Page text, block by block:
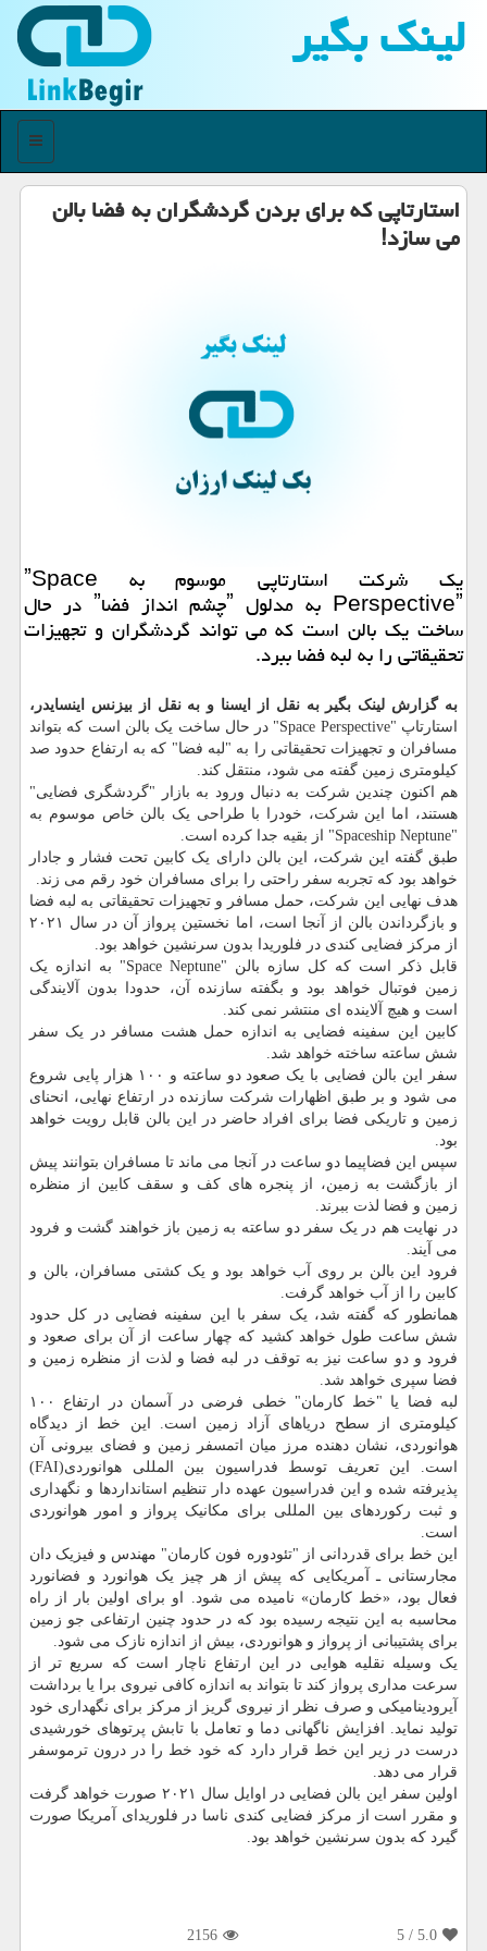
لینك بگیر
منو
استارتاپی كه برای بردن گردشگران به فضا بالن
می سازد!
یك شركت استارتاپی موسوم به ˮSpace
Perspectiveˮ به مدلول ˮچشم انداز فضاˮ در حال
ساخت یك بالن است كه می تواند گردشگران و تجهیزات
تحقیقاتی را به لبه فضا ببرد.
به گزارش لینک بگیر به نقل از ایسنا و به نقل از بیزنس اینسایدر،
استارتاپ "Space Perspective" در حال ساخت یک بالن است که بتواند
مسافران و تجهیزات تحقیقاتی را به "لبه فضا" که به ارتفاع حدود صد
کیلومتری زمین گفته می شود، منتقل کند.
هم اکنون چندین شرکت به دنبال ورود به بازار "گردشگری فضایی"
هستند، اما این شرکت، خودرا با طراحی یک بالن خاص موسوم به
"Spaceship Neptune" از بقیه جدا کرده است.
طبق گفته این شرکت، این بالن دارای یک کابین تحت فشار و جادار
خواهد بود که تجربه سفر راحتی را برای مسافران خود رقم می زند.
هدف نهایی این شرکت، حمل مسافر و تجهیزات تحقیقاتی به لبه فضا
و بازگرداندن بالن از آنجا است، اما نخستین پرواز آن در سال ۲۰۲۱
از مرکز فضایی کندی در فلوریدا بدون سرنشین خواهد بود.
قابل ذکر است که کل سازه بالن "Space Neptune" به اندازه یک
زمین فوتبال خواهد بود و بگفته سازنده آن، حدودا بدون آلایندگی
است و هیچ آلاینده ای منتشر نمی کند.
کابین این سفینه فضایی به اندازه حمل هشت مسافر در یک سفر
شش ساعته ساخته خواهد شد.
سفر این بالن فضایی با یک صعود دو ساعته و ۱۰۰ هزار پایی شروع
می شود و بر طبق اظهارات شرکت سازنده در ارتفاع نهایی، انحنای
زمین و تاریکی فضا برای افراد حاضر در این بالن قابل رویت خواهد
بود.
سپس این فضاپیما دو ساعت در آنجا می ماند تا مسافران بتوانند پیش
از بازگشت به زمین، از پنجره های کف و سقف کابین از منظره
زمین و فضا لذت ببرند.
در نهایت هم در یک سفر دو ساعته به زمین باز خواهند گشت و فرود
می آیند.
فرود این بالن بر روی آب خواهد بود و یک کشتی مسافران، بالن و
کابین را از آب خواهد گرفت.
همانطور که گفته شد، یک سفر با این سفینه فضایی در کل حدود
شش ساعت طول خواهد کشید که چهار ساعت از آن برای صعود و
فرود و دو ساعت نیز به توقف در لبه فضا و لذت از منظره زمین و
فضا سپری خواهد شد.
لبه فضا یا "خط کارمان" خطی فرضی در آسمان در ارتفاع ۱۰۰
کیلومتری از سطح دریاهای آزاد زمین است. این خط از دیدگاه
هوانوردی، نشان دهنده مرز میان اتمسفر زمین و فضای بیرونی آن
است. این تعریف توسط فدراسیون بین المللی هوانوردی(FAI)
پذیرفته شده و این فدراسیون عهده دار تنظیم استانداردها و نگهداری
و ثبت رکوردهای بین المللی برای مکانیک پرواز و امور هوانوردی
است.
این خط برای قدردانی از "تئودوره فون کارمان" مهندس و فیزیک دان
مجارستانی ـ آمریکایی که پیش از هر چیز یک هوانورد و فضانورد
فعال بود، «خط کارمان» نامیده می شود. او برای اولین بار از راه
محاسبه به این نتیجه رسیده بود که در حدود چنین ارتفاعی جو زمین
برای پشتیبانی از پرواز و هوانوردی، بیش از اندازه نازک می شود.
یک وسیله نقلیه هوایی در این ارتفاع ناچار است که سریع تر از
سرعت مداری پرواز کند تا بتواند به اندازه کافی نیروی برا یا برداشت
آیرودینامیکی و صرف نظر از نیروی گریز از مرکز برای نگهداری خود
تولید نماید. افزایش ناگهانی دما و تعامل با تابش پرتوهای خورشیدی
درست در زیر این خط قرار دارد که خود خط را در درون ترموسفر
قرار می دهد.
اولین سفر این بالن فضایی در اوایل سال ۲۰۲۱ صورت خواهد گرفت
و مقرر است از مرکز فضایی کندی ناسا در فلوریدای آمریکا صورت
گیرد که بدون سرنشین خواهد بود.
5.0
/ 5
2156